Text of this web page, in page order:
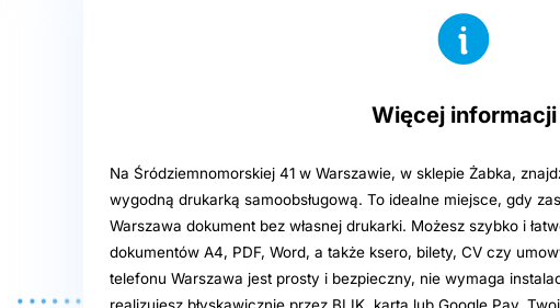
Więcej informacji
Na Śródziemnomorskiej 41 w Warszawie, w sklepie Żabka,
wygodną drukarką samoobsługową. To idealne miejsce, gdy
Warszawa dokument bez własnej drukarki. Możesz szybko i
dokumentów A4, PDF, Word, a także ksero, bilety, CV czy
telefonu Warszawa jest prosty i bezpieczny, nie wymaga